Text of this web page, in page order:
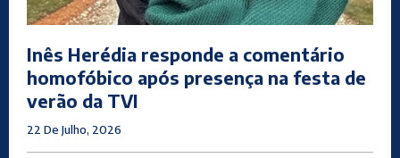
Inês Herédia responde a comentário
homofóbico após presença na festa de
verão da TVI
22 De Julho, 2026